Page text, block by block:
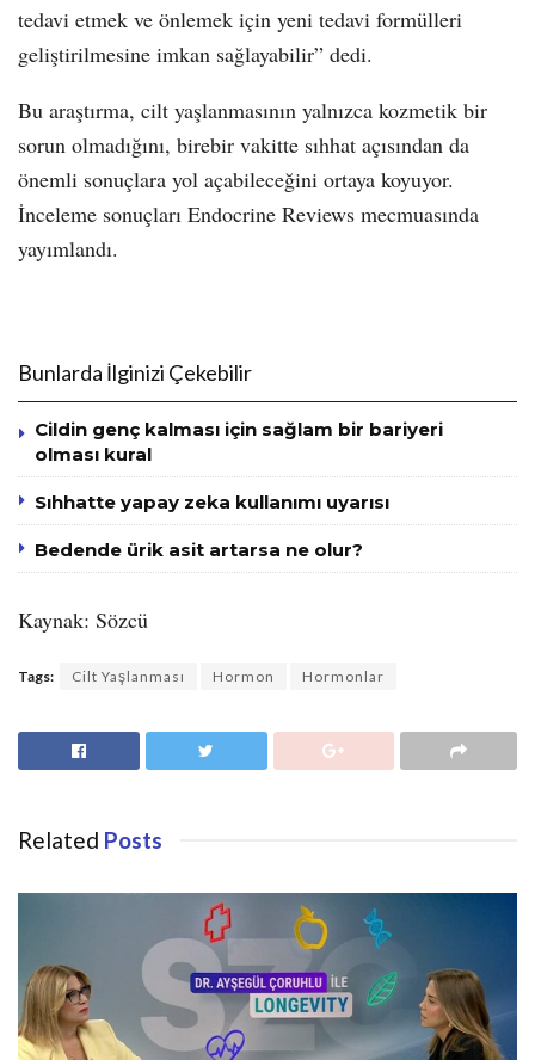
tedavi etmek ve önlemek için yeni tedavi formülleri
geliştirilmesine imkan sağlayabilir” dedi.
Bu araştırma, cilt yaşlanmasının yalnızca kozmetik bir
sorun olmadığını, birebir vakitte sıhhat açısından da
önemli sonuçlara yol açabileceğini ortaya koyuyor.
İnceleme sonuçları Endocrine Reviews mecmuasında
yayımlandı.
Bunlarda İlginizi Çekebilir
Cildin genç kalması için sağlam bir bariyeri
olması kural
Sıhhatte yapay zeka kullanımı uyarısı
Bedende ürik asit artarsa ne olur?
Kaynak: Sözcü
Tags: Cilt Yaşlanması Hormon Hormonlar
Related Posts